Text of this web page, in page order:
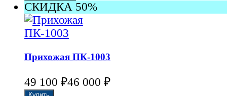
СКИДКА 50%
Прихожая ПК-1003
49 100 ₽46 000 ₽